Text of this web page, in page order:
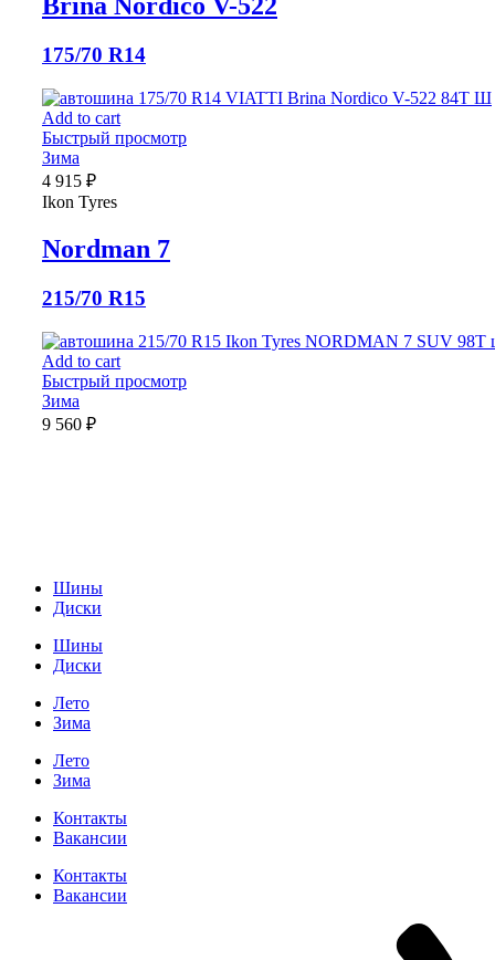
Brina Nordico V-522
175/70 R14
Add to cart
Быстрый просмотр
Зима
4 915 ₽
Ikon Tyres
Nordman 7
215/70 R15
Add to cart
Быстрый просмотр
Зима
9 560 ₽
Шины
Диски
Шины
Диски
Лето
Зима
Лето
Зима
Контакты
Вакансии
Контакты
Вакансии